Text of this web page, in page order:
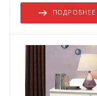
ПОДРОБНЕЕ